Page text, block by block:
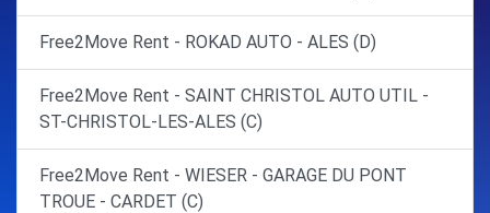
Free2Move Rent - ROKAD AUTO - ALES (D)
Free2Move Rent - SAINT CHRISTOL AUTO UTIL -
ST-CHRISTOL-LES-ALES (C)
Free2Move Rent - WIESER - GARAGE DU PONT
TROUE - CARDET (C)